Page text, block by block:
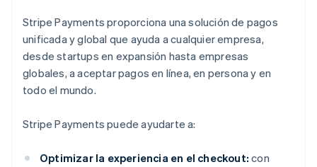
Stripe Payments proporciona una solución de pagos
unificada y global que ayuda a cualquier empresa,
desde startups en expansión hasta empresas
globales, a aceptar pagos en línea, en persona y en
todo el mundo.
Stripe Payments puede ayudarte a:
Optimizar la experiencia en el checkout: con